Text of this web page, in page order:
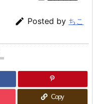
 Posted by ちこ
Copy